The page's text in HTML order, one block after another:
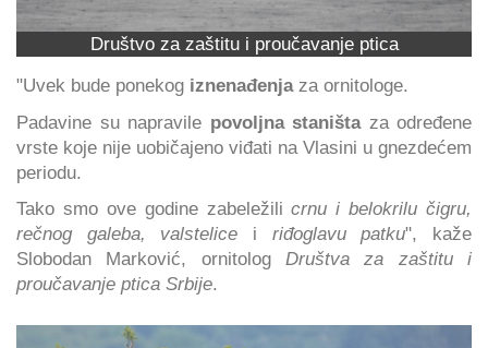
Društvo za zaštitu i proučavanje ptica
"Uvek bude ponekog iznenađenjaza ornitologe.
Padavine su napravile povoljna staništa za određene
vrste koje nije uobičajeno viđati na Vlasini u gnezdećem
periodu.
Tako smo ove godine zabeležilicrnu i belokrilu čigru,
rečnog galeba, valstelice i riđoglavu patku", kaže
Slobodan Marković, ornitolog Društva za zaštitu i
proučavanje ptica Srbije.